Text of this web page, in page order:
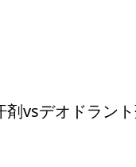
vsデオドラン